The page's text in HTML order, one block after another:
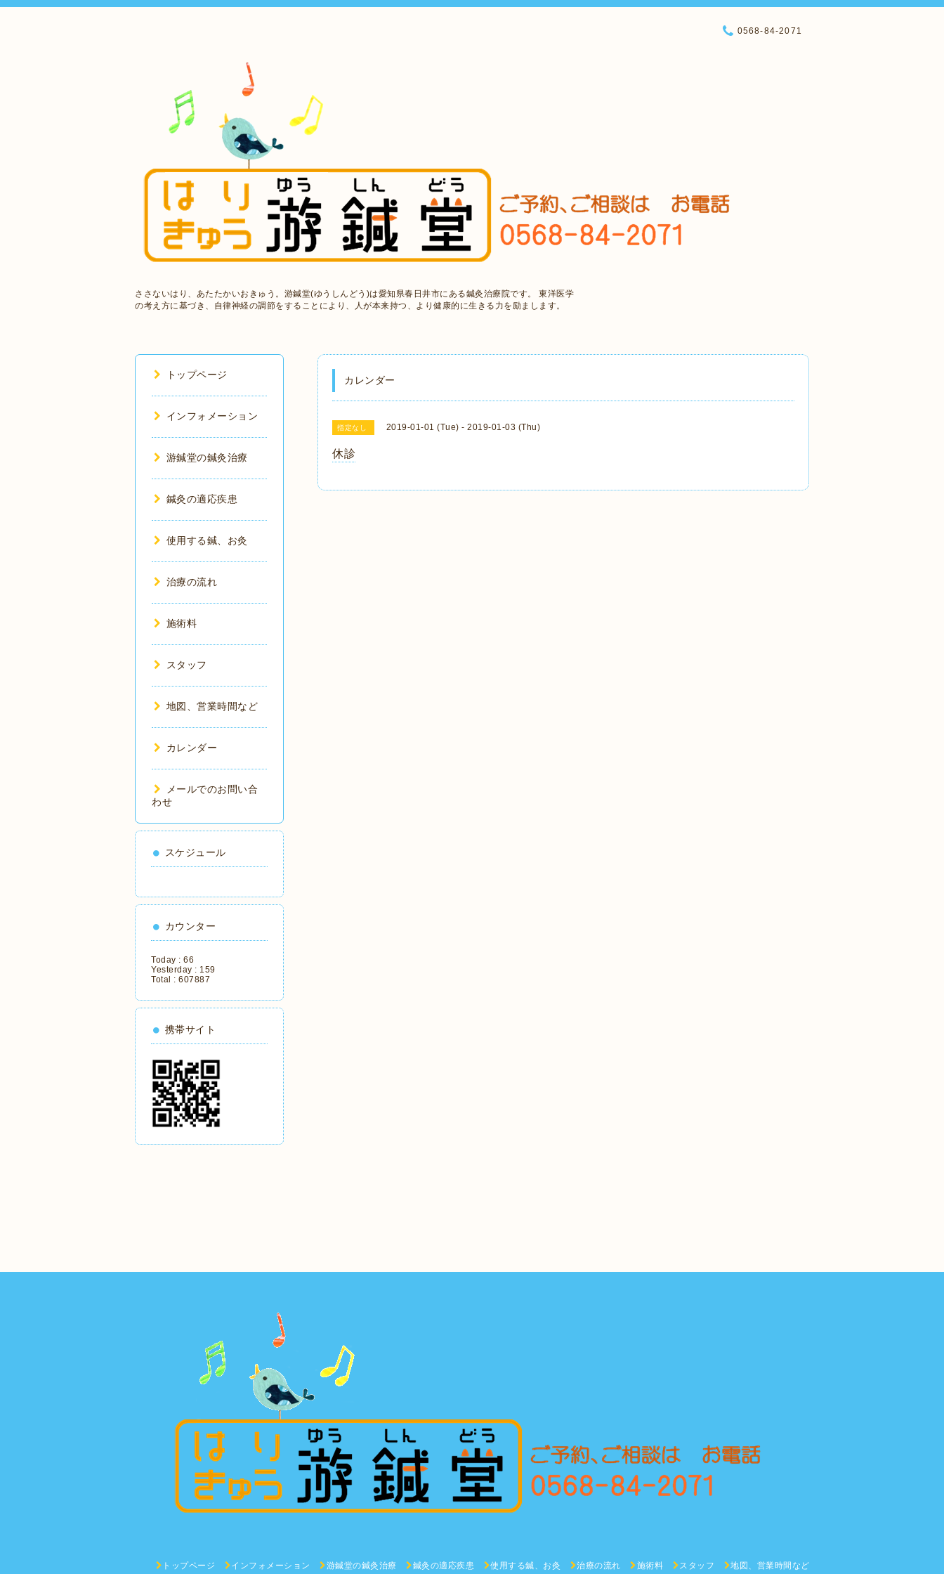
ささないはり、あたたかいおきゅう。游鍼堂(ゆうしんどう)は愛知県春日井市にある鍼灸治療院です。 東洋医学
の考え方に基づき、自律神経の調節をすることにより、人が本来持つ、より健康的に生きる力を励まします。
0568-84-2071
カレンダー
指定なし 2019-01-01 (Tue) - 2019-01-03 (Thu)
休診
トップページ
インフォメーション
游鍼堂の鍼灸治療
鍼灸の適応疾患
使用する鍼、お灸
治療の流れ
施術料
スタッフ
地図、営業時間など
カレンダー
メールでのお問い合
わせ
スケジュール
カウンター
Today : 66
Yesterday : 159
Total : 607887
携帯サイト
トップページ インフォメーション 游鍼堂の鍼灸治療 鍼灸の適応疾患 使用する鍼、お灸 治療の流れ 施術料 スタッフ 地図、営業時間など